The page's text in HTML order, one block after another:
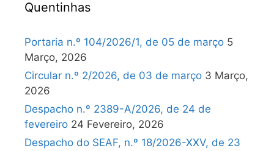
Quentinhas
Portaria n.º 104/2026/1, de 05 de março 5
Março, 2026
Circular n.º 2/2026, de 03 de março 3 Março,
2026
Despacho n.º 2389-A/2026, de 24 de
fevereiro 24 Fevereiro, 2026
Despacho do SEAF, n.º 18/2026-XXV, de 23